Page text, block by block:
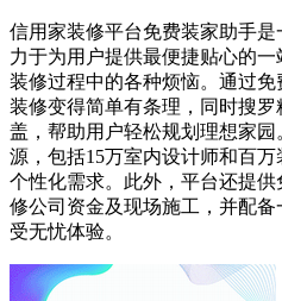
信用家装修平台免费装家助手
力于为用户提供最便捷贴心的
装修过程中的各种烦恼。通过
装修变得简单有条理，同时搜
盖，帮助用户轻松规划理想家园
源，包括15万室内设计师和百
个性化需求。此外，平台还提
修公司资金及现场施工，并配
受无忧体验。